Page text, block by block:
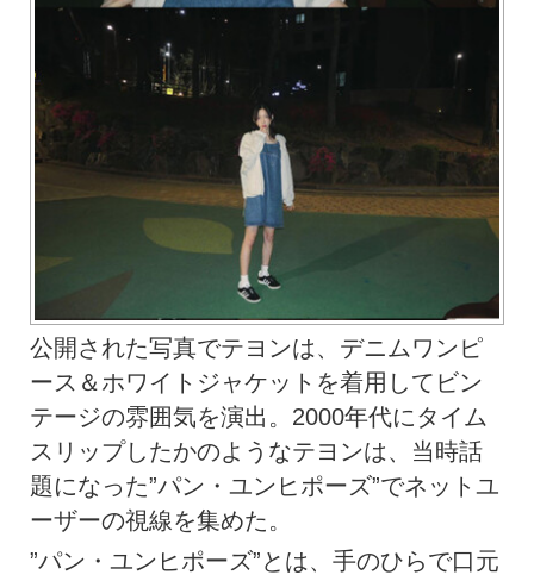
公開された写真でテヨンは、デニムワンピ
ース＆ホワイトジャケットを着用してビン
テージの雰囲気を演出。2000年代にタイム
スリップしたかのようなテヨンは、当時話
題になった”パン・ユンヒポーズ”でネットユ
ーザーの視線を集めた。
”パン・ユンヒポーズ”とは、手のひらで口元